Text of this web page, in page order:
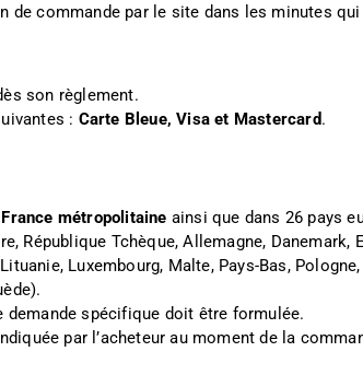
de commande par le site dans les minutes
son règlement.
: Carte Bleue, Visa et Mastercard.
France métropolitaine ainsi que dans 26 pays
République Tchèque, Allemagne, Danemark,
Luxembourg, Malte, Pays-Bas,
demande spécifique doit être formulée.
par l’acheteur au moment de la